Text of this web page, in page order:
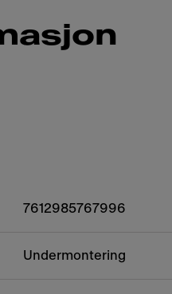
7612985767996
Undermontering